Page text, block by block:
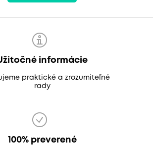
informácie
praktické a zrozumiteľné
rady
100% preverené